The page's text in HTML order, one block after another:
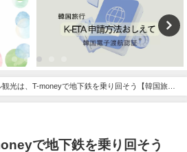
観光は、T-moneyで地下鉄を乗り回そう【韓国旅
で地下鉄を乗り回そう